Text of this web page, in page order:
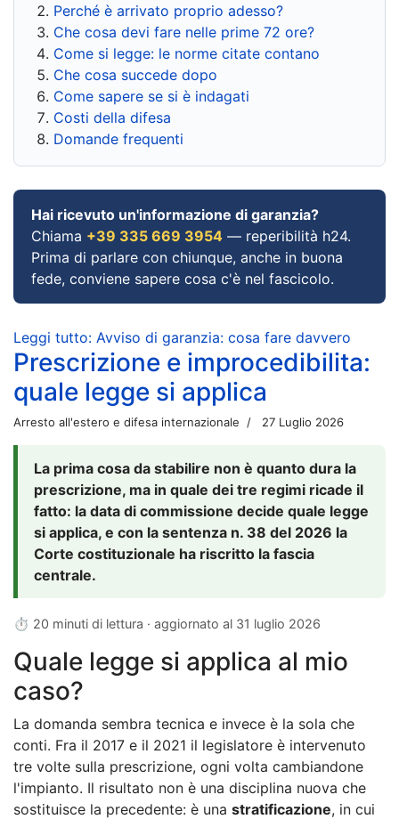
Perché è arrivato proprio adesso?
Che cosa devi fare nelle prime 72 ore?
Come si legge: le norme citate contano
Che cosa succede dopo
Come sapere se si è indagati
Costi della difesa
Domande frequenti
Hai ricevuto un'informazione di garanzia?
Chiama +39 335 669 3954 — reperibilità h24.
Prima di parlare con chiunque, anche in buona
fede, conviene sapere cosa c'è nel fascicolo.
Leggi tutto: Avviso di garanzia: cosa fare davvero
Prescrizione e improcedibilita:
quale legge si applica
Arresto all'estero e difesa internazionale 27 Luglio 2026
La prima cosa da stabilire non è quanto dura la
prescrizione, ma in quale dei tre regimi ricade il
fatto: la data di commissione decide quale legge
si applica, e con la sentenza n. 38 del 2026 la
Corte costituzionale ha riscritto la fascia
centrale.
⏱ 20 minuti di lettura · aggiornato al 31 luglio 2026
Quale legge si applica al mio
caso?
La domanda sembra tecnica e invece è la sola che
conti. Fra il 2017 e il 2021 il legislatore è intervenuto
tre volte sulla prescrizione, ogni volta cambiandone
l'impianto. Il risultato non è una disciplina nuova che
sostituisce la precedente: è una stratificazione, in cui